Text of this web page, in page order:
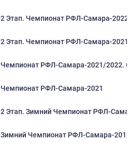
2 Этап. Чемпионат РФЛ-Самара-2022.
2 Этап. Чемпионат РФЛ-Самара-
Чемпионат РФЛ-Самара-2021/2022.
Чемпионат РФЛ-Самара-2021
2 Этап. Зимний Чемпионат РФЛ-
Зимний Чемпионат РФЛ-Самара-